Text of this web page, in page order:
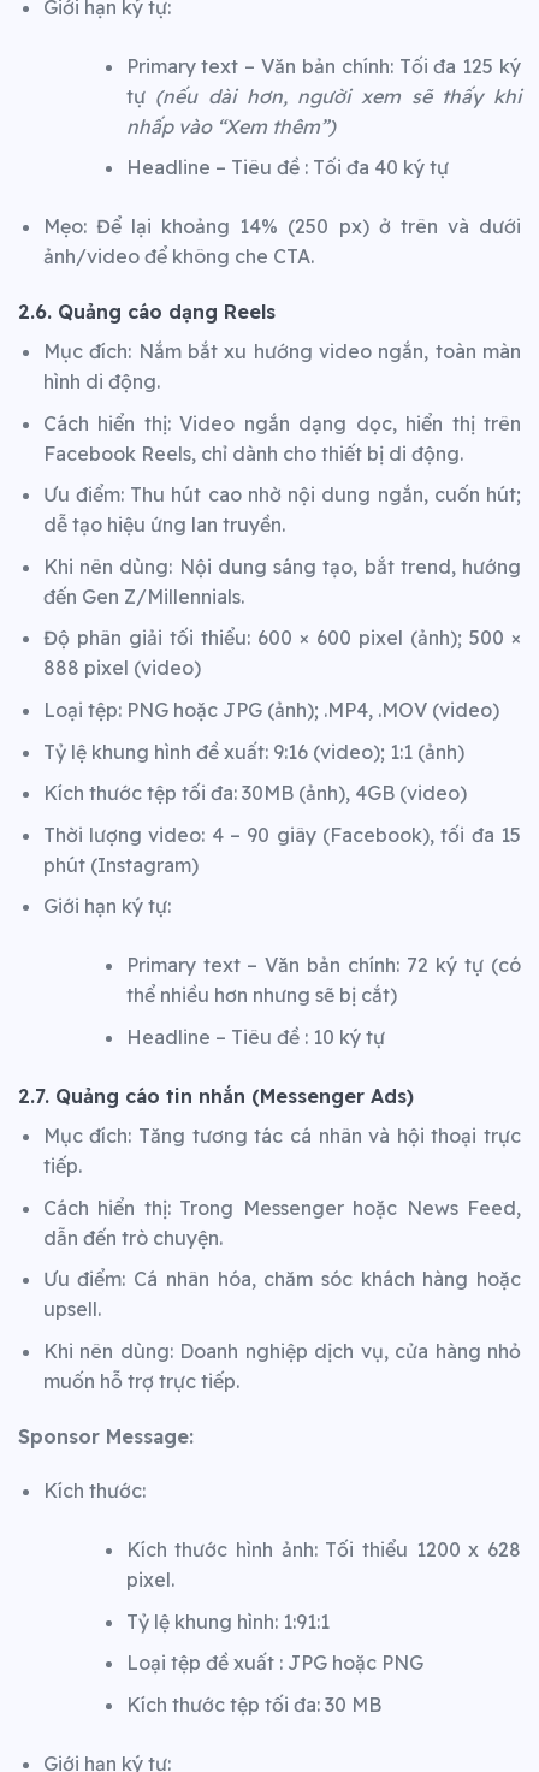
Giới hạn ký tự:
Primary text – Văn bản chính: Tối đa 125 ký
tự (nếu dài hơn, người xem sẽ thấy khi
nhấp vào “Xem thêm”)
Headline – Tiêu đề : Tối đa 40 ký tự
Mẹo: Để lại khoảng 14% (250 px) ở trên và dưới
ảnh/video để không che CTA.
2.6. Quảng cáo dạng Reels
Mục đích: Nắm bắt xu hướng video ngắn, toàn màn
hình di động.
Cách hiển thị: Video ngắn dạng dọc, hiển thị trên
Facebook Reels, chỉ dành cho thiết bị di động.
Ưu điểm: Thu hút cao nhờ nội dung ngắn, cuốn hút;
dễ tạo hiệu ứng lan truyền.
Khi nên dùng: Nội dung sáng tạo, bắt trend, hướng
đến Gen Z/Millennials.
Độ phân giải tối thiểu: 600 × 600 pixel (ảnh); 500 ×
888 pixel (video)
Loại tệp: PNG hoặc JPG (ảnh); .MP4, .MOV (video)
Tỷ lệ khung hình đề xuất: 9:16 (video); 1:1 (ảnh)
Kích thước tệp tối đa: 30MB (ảnh), 4GB (video)
Thời lượng video: 4 – 90 giây (Facebook), tối đa 15
phút (Instagram)
Giới hạn ký tự:
Primary text – Văn bản chính: 72 ký tự (có
thể nhiều hơn nhưng sẽ bị cắt)
Headline – Tiêu đề : 10 ký tự
2.7. Quảng cáo tin nhắn (Messenger Ads)
Mục đích: Tăng tương tác cá nhân và hội thoại trực
tiếp.
Cách hiển thị: Trong Messenger hoặc News Feed,
dẫn đến trò chuyện.
Ưu điểm: Cá nhân hóa, chăm sóc khách hàng hoặc
upsell.
Khi nên dùng: Doanh nghiệp dịch vụ, cửa hàng nhỏ
muốn hỗ trợ trực tiếp.
Sponsor Message:
Kích thước:
Kích thước hình ảnh: Tối thiểu 1200 x 628
pixel.
Tỷ lệ khung hình: 1:91:1
Loại tệp đề xuất : JPG hoặc PNG
Kích thước tệp tối đa: 30 MB
Giới hạn ký tự: